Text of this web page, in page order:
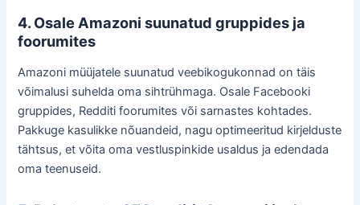
4. Osale Amazoni suunatud gruppides ja
foorumites
Amazoni müüjatele suunatud veebikogukonnad on täis
võimalusi suhelda oma sihtrühmaga. Osale Facebooki
gruppides, Redditi foorumites või sarnastes kohtades.
Pakkuge kasulikke nõuandeid, nagu optimeeritud kirjelduste
tähtsus, et võita oma vestluspinkide usaldus ja edendada
oma teenuseid.